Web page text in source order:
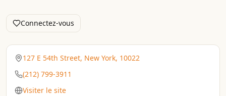
Connectez-vous
127 E 54th Street, New York, 10022
(212) 799-3911
Visiter le site